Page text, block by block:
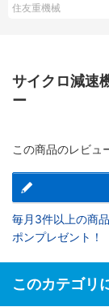
住友重機械
サイクロ減速
ー
この商品のレビュ
毎月3件以上の商
ポンプレゼント！
このカテゴリ